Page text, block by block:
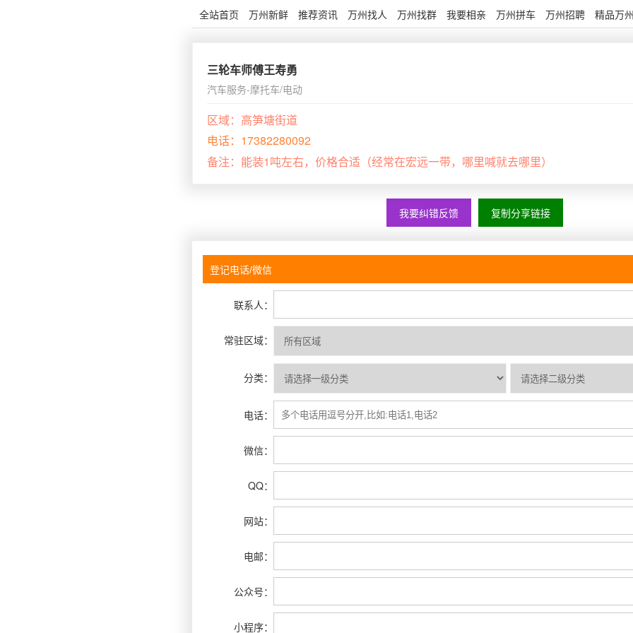
全站首页 万州新鲜 推荐资讯 万州找人 万州找群 我要相亲 万州拼车 万州招聘 精品万
三轮车师傅王寿勇
汽车服务-摩托车/电动
区域： 高笋塘街道
电话： 17382280092
备注： 能装1吨左右，价格合适（经常在宏远一带，哪里喊就去哪里）
我要纠错反馈 复制分享链接
联系人：
常驻区域：
分类：
电话：
微信：
QQ：
网站：
电邮：
公众号：
小程序：